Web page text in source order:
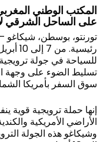
المكتب الوطني
على الساحل الشرقي
تورنتو، بوسطن، شيكاغو
للسياحة في جولة
تسليط الضوء على وجهة
سوق السفر بأمريكا
إنها حملة ترويجية قوية
الأراضي الأمريكية